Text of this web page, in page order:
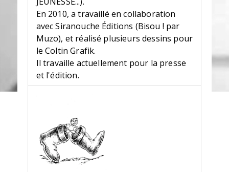
En 2010, a travaillé en collaboration
avec Siranouche Éditions (Bisou ! par
Muzo), et réalisé plusieurs dessins pour
le Coltin Grafik.
Il travaille actuellement pour la presse
et l'édition.